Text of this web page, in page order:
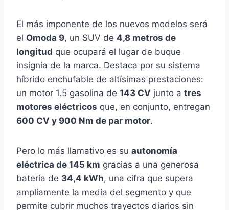
El más imponente de los nuevos modelos será
el Omoda 9, un SUV de 4,8 metros de
longitud que ocupará el lugar de buque
insignia de la marca. Destaca por su sistema
híbrido enchufable de altísimas prestaciones:
un motor 1.5 gasolina de 143 CV junto a tres
motores eléctricos que, en conjunto, entregan
600 CV y 900 Nm de par motor.
Pero lo más llamativo es su autonomía
eléctrica de 145 km gracias a una generosa
batería de 34,4 kWh, una cifra que supera
ampliamente la media del segmento y que
permite cubrir muchos trayectos diarios sin